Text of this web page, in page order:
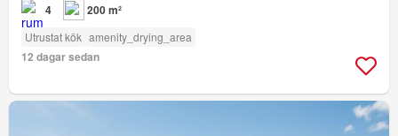
4 200 m²
Utrustat kök amenity_drying_area
12 dagar sedan